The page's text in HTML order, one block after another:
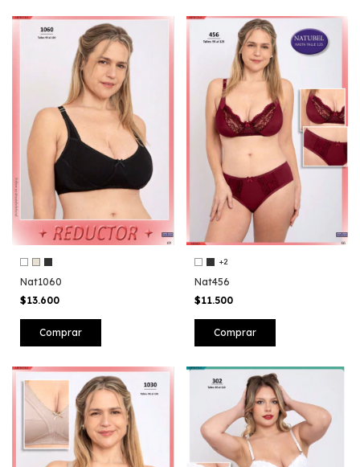
Nat1060
$13.600
Comprar
+2
Nat456
$11.500
Comprar